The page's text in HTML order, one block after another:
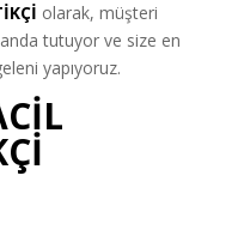
olarak, müşteri
tutuyor ve size en
yapıyoruz.